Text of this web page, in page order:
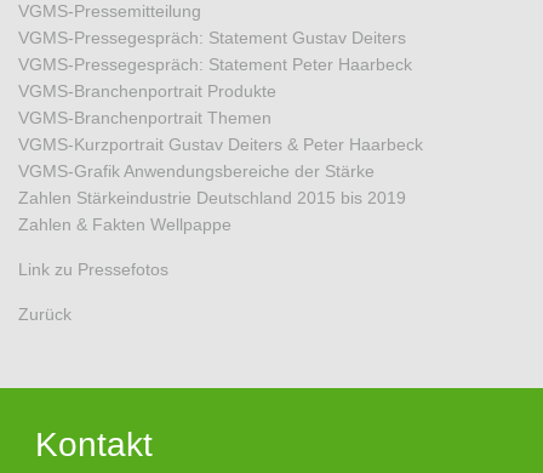
VGMS-Pressemitteilung
VGMS-Pressegespräch: Statement Gustav Deiters
VGMS-Pressegespräch: Statement Peter Haarbeck
VGMS-Branchenportrait Produkte
VGMS-Branchenportrait Themen
VGMS-Kurzportrait Gustav Deiters & Peter Haarbeck
VGMS-Grafik Anwendungsbereiche der Stärke
Zahlen Stärkeindustrie Deutschland 2015 bis 2019
Zahlen & Fakten Wellpappe
Link zu Pressefotos
Zurück
Kontakt